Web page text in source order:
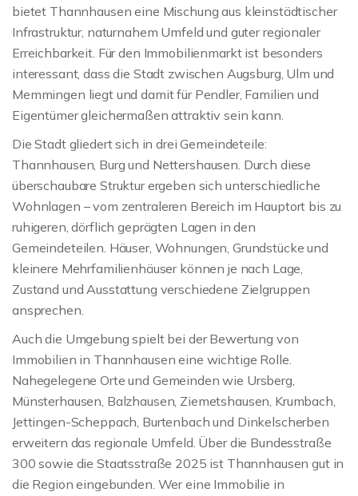
bietet Thannhausen eine Mischung aus kleinstädtischer
Infrastruktur, naturnahem Umfeld und guter regionaler
Erreichbarkeit. Für den Immobilienmarkt ist besonders
interessant, dass die Stadt zwischen Augsburg, Ulm und
Memmingen liegt und damit für Pendler, Familien und
Eigentümer gleichermaßen attraktiv sein kann.
Die Stadt gliedert sich in drei Gemeindeteile:
Thannhausen, Burg und Nettershausen. Durch diese
überschaubare Struktur ergeben sich unterschiedliche
Wohnlagen – vom zentraleren Bereich im Hauptort bis zu
ruhigeren, dörflich geprägten Lagen in den
Gemeindeteilen. Häuser, Wohnungen, Grundstücke und
kleinere Mehrfamilienhäuser können je nach Lage,
Zustand und Ausstattung verschiedene Zielgruppen
ansprechen.
Auch die Umgebung spielt bei der Bewertung von
Immobilien in Thannhausen eine wichtige Rolle.
Nahegelegene Orte und Gemeinden wie Ursberg,
Münsterhausen, Balzhausen, Ziemetshausen, Krumbach,
Jettingen-Scheppach, Burtenbach und Dinkelscherben
erweitern das regionale Umfeld. Über die Bundesstraße
300 sowie die Staatsstraße 2025 ist Thannhausen gut in
die Region eingebunden. Wer eine Immobilie in